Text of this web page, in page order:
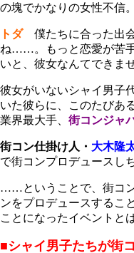
の塊でかなりの女性不信
トダ僕たちに合った出会
ね……。もっと恋愛が苦
いと、彼女なんてできま
彼女がいないシャイ男子
いた彼らに、このたびあ
業界最大手、 街コンジャ
街コン仕掛け人・ 大木隆
で街コンプロデュースし
……ということで、街コ
ンをプロデュースする
ことになったイベント
■シャイ男子たちが街